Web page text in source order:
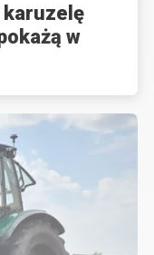
karuzelę
w